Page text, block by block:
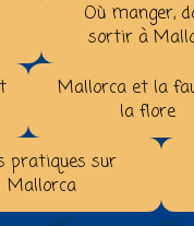
Où manger,
sortir à
Mallorca et la
la flore
pratiques sur
Mallorca